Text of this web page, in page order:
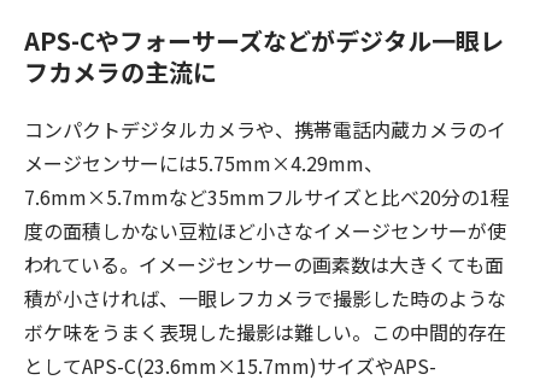
APS-Cやフォーサーズなどがデジタル一眼レ
フカメラの主流に
コンパクトデジタルカメラや、携帯電話内蔵カメラのイ
メージセンサーには5.75mm×4.29mm、
7.6mm×5.7mmなど35mmフルサイズと比べ20分の1程
度の面積しかない豆粒ほど小さなイメージセンサーが使
われている。イメージセンサーの画素数は大きくても面
積が小さければ、一眼レフカメラで撮影した時のような
ボケ味をうまく表現した撮影は難しい。この中間的存在
としてAPS-C(23.6mm×15.7mm)サイズやAPS-